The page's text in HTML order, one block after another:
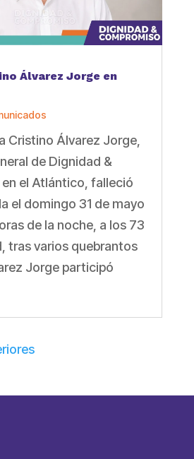
Álvarez Jorge en
Cristino Álvarez Jorge,
de Dignidad &
el Atlántico, falleció
el domingo 31 de mayo
de la noche, a los 73
tras varios quebrantos
Jorge participó